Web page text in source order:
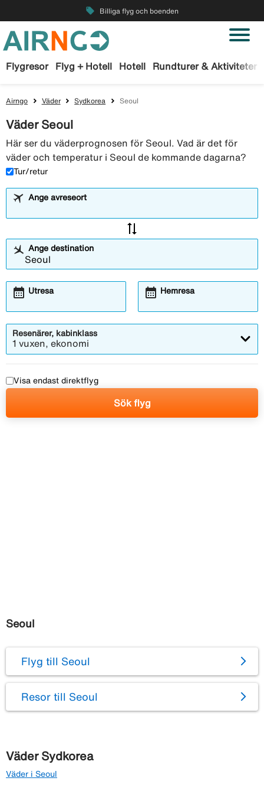
local_offer Billiga flyg och boenden
Flygresor Flyg + Hotell Hotell Rundturer & Aktiviteter
Airngo Väder Sydkorea Seoul
Väder Seoul
Här ser du väderprognosen för Seoul. Vad är det för
väder och temperatur i Seoul de kommande dagarna?
Tur/retur
Ange avreseort
sync_alt
Ange destination
Utresa
calendar_month Hemresa
calendar_month
Resenärer, kabinklass
1 vuxen, ekonomi
Visa endast direktflyg
Sök flyg
Seoul
Flyg till Seoul
Resor till Seoul
Väder Sydkorea
Väder i Seoul